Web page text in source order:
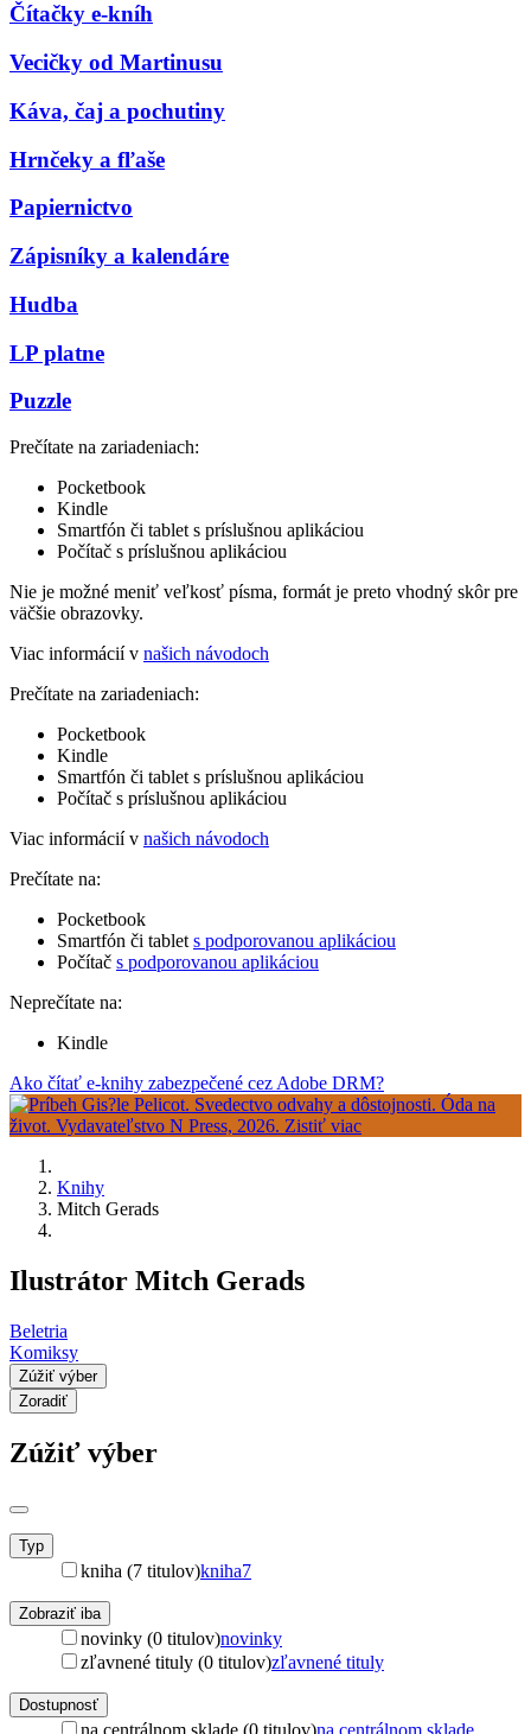
Čítačky e-kníh
Vecičky od Martinusu
Káva, čaj a pochutiny
Hrnčeky a fľaše
Papiernictvo
Zápisníky a kalendáre
Hudba
LP platne
Puzzle
Prečítate na zariadeniach:
Pocketbook
Kindle
Smartfón či tablet s príslušnou aplikáciou
Počítač s príslušnou aplikáciou
Nie je možné meniť veľkosť písma, formát je preto vhodný skôr pre
väčšie obrazovky.
Viac informácií v našich návodoch
Prečítate na zariadeniach:
Pocketbook
Kindle
Smartfón či tablet s príslušnou aplikáciou
Počítač s príslušnou aplikáciou
Viac informácií v našich návodoch
Prečítate na:
Pocketbook
Smartfón či tablet s podporovanou aplikáciou
Počítač s podporovanou aplikáciou
Neprečítate na:
Kindle
Ako čítať e-knihy zabezpečené cez Adobe DRM?
Knihy
Mitch Gerads
Ilustrátor Mitch Gerads
Beletria
Komiksy
Zúžiť výber
Zoradiť
Zúžiť výber
Typ
kniha (7 titulov)kniha7
Zobraziť iba
novinky (0 titulov)novinky
zľavnené tituly (0 titulov)zľavnené tituly
Dostupnosť
na centrálnom sklade (0 titulov)na centrálnom sklade